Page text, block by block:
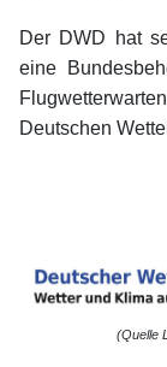
Der DWD hat
eine
Deutschen
(Quelle